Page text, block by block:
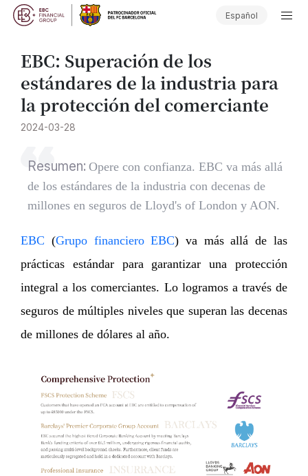
Español
EBC: Superación de los
estándares de la industria para
la protección del comerciante
2024-03-28
Resumen: Opere con confianza. EBC va más allá
de los estándares de la industria con decenas de
millones en seguros de Lloyd's of London y AON.
EBC (Grupo financiero EBC) va más allá de las
prácticas estándar para garantizar una protección
integral a los comerciantes. Lo logramos a través de
seguros de múltiples niveles que superan las decenas
de millones de dólares al año.